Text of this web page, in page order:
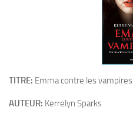
TITRE: Emma contre les vampires
AUTEUR: Kerrelyn Sparks